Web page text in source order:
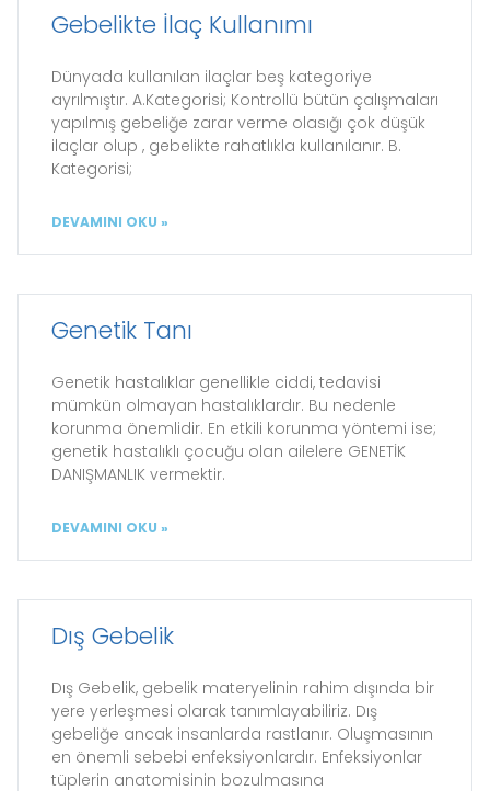
Gebelikte İlaç Kullanımı
Dünyada kullanılan ilaçlar beş kategoriye
ayrılmıştır. A.Kategorisi; Kontrollü bütün çalışmaları
yapılmış gebeliğe zarar verme olasığı çok düşük
ilaçlar olup , gebelikte rahatlıkla kullanılanır. B.
Kategorisi;
DEVAMINI OKU »
Genetik Tanı
Genetik hastalıklar genellikle ciddi, tedavisi
mümkün olmayan hastalıklardır. Bu nedenle
korunma önemlidir. En etkili korunma yöntemi ise;
genetik hastalıklı çocuğu olan ailelere GENETİK
DANIŞMANLIK vermektir.
DEVAMINI OKU »
Dış Gebelik
Dış Gebelik, gebelik materyelinin rahim dışında bir
yere yerleşmesi olarak tanımlayabiliriz. Dış
gebeliğe ancak insanlarda rastlanır. Oluşmasının
en önemli sebebi enfeksiyonlardır. Enfeksiyonlar
tüplerin anatomisinin bozulmasına